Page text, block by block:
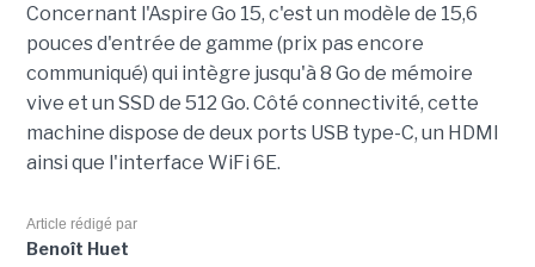
Concernant l'Aspire Go 15, c'est un modèle de 15,6
pouces d'entrée de gamme (prix pas encore
communiqué) qui intègre jusqu'à 8 Go de mémoire
vive et un SSD de 512 Go. Côté connectivité, cette
machine dispose de deux ports USB type-C, un HDMI
ainsi que l'interface WiFi 6E.
Article rédigé par
Benoît Huet